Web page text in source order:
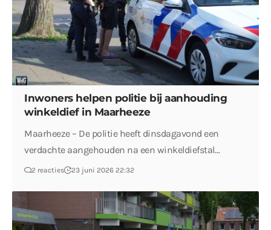
Inwoners helpen politie bij aanhouding
winkeldief in Maarheeze
Maarheeze – De politie heeft dinsdagavond een
verdachte aangehouden na een winkeldiefstal…
2 reacties 23 juni 2026 22:32